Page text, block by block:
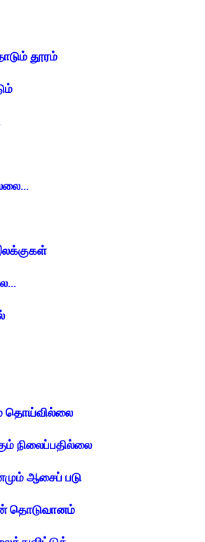
தூரம்
தொய்வில்லை
நிலைப்பதில்லை
ஆசைப் படு
தொடுவானம்